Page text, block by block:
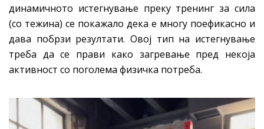
динамичното истегнување преку тренинг за сила
(со тежина) се покажало дека е многу поефикасно и
дава побрзи резултати. Овој тип на истегнување
треба да се прави како загревање пред некоја
активност со поголема физичка потреба.